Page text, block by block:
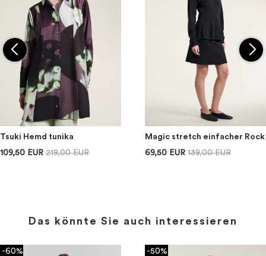
Tsuki Hemd tunika
109,50 EUR 219,00 EUR
Magic stretch einfacher Rock
69,50 EUR 139,00 EUR
Das könnte Sie auch interessieren
-60% -50%